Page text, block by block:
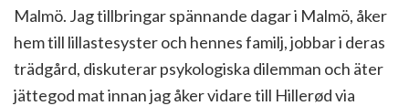
Malmö. Jag tillbringar spännande dagar i Malmö, åker
hem till lillastesyster och hennes familj, jobbar i deras
trädgård, diskuterar psykologiska dilemman och äter
jättegod mat innan jag åker vidare till Hillerød via